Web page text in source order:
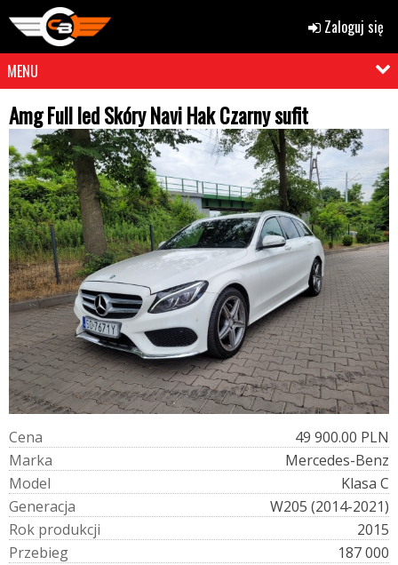
Zaloguj się
MENU
Amg Full led Skóry Navi Hak Czarny sufit
Cena
49 900.00 PLN
Marka
Mercedes-Benz
Model
Klasa C
Generacja
W205 (2014-2021)
Rok produkcji
2015
Przebieg
187 000